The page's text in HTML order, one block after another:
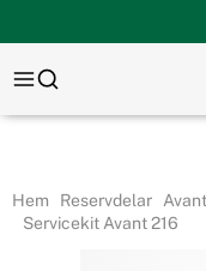
Hem Reservdelar
Servicekit Avant 216